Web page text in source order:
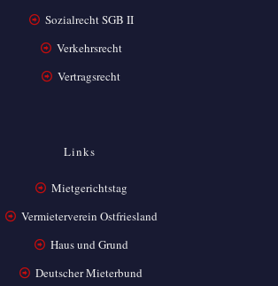
Sozialrecht SGB II
Verkehrsrecht
Vertragsrecht
Links
Mietgerichtstag
Vermieterverein Ostfriesland
Haus und Grund
Deutscher Mieterbund